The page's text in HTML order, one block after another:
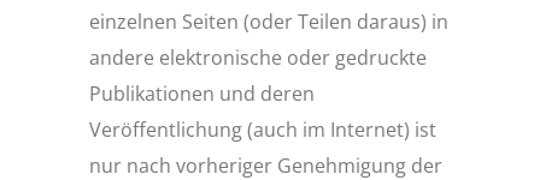
einzelnen Seiten (oder Teilen daraus) in
andere elektronische oder gedruckte
Publikationen und deren
Veröffentlichung (auch im Internet) ist
nur nach vorheriger Genehmigung der